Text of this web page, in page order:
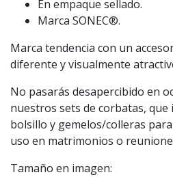
En empaque sellado.
Marca SONEC®.
Marca tendencia con un
diferente y visualmente
No pasarás desapercibido en
nuestros sets de corbatas,
bolsillo y gemelos/colleras
uso en matrimonios o
Tamaño en imagen: